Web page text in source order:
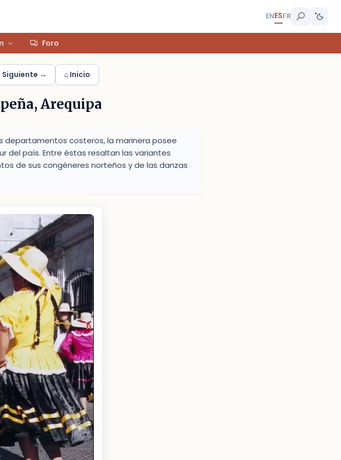
ENESFR
Foro
Siguiente → ⌂ Inicio
Arequipa
departamentos costeros, la marinera posee
del país. Entre éstas resaltan las variantes
de sus congéneres norteños y de las danzas